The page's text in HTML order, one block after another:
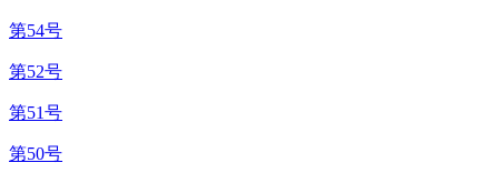
第54号
第52号
第51号
第50号